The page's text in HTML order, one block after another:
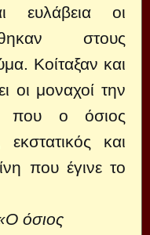
οι
στους
Κοίταξαν και
οι μοναχοί την
που ο όσιος
και
που έγινε το
όσιος